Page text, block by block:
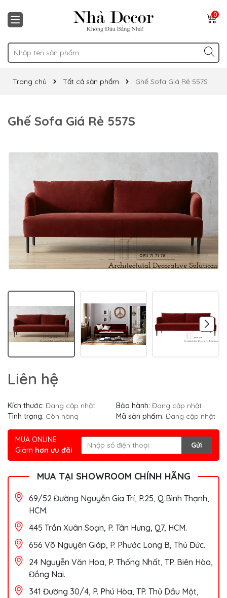
0
Trang chủ Tất cả sản phẩm Ghế Sofa Giá Rẻ 557S
Ghế Sofa Giá Rẻ 557S
Liên hệ
Kích thước: Đang cập nhật Bảo hành: Đang cập nhật
Tình trạng: Còn hàng Mã sản phẩm: Đang cập nhật
MUA ONLINE
Giảm hơn ưu đãi
Gửi
MUA TẠI SHOWROOM CHÍNH HÃNG
69/52 Đường Nguyễn Gia Trí, P.25, Q.Bình Thạnh,
HCM.
445 Trần Xuân Soạn, P. Tân Hưng, Q7, HCM.
656 Võ Nguyên Giáp, P. Phước Long B, Thủ Đức.
24 Nguyễn Văn Hoa, P. Thống Nhất, TP. Biên Hòa,
Đồng Nai.
341 Đường 30/4, P. Phú Hòa, TP. Thủ Dầu Một,